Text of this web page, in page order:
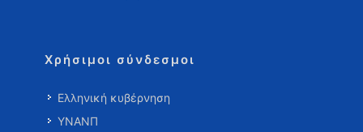
Χρήσιμοι σύνδεσμοι
Ελληνική κυβέρνηση
ΥΝΑΝΠ